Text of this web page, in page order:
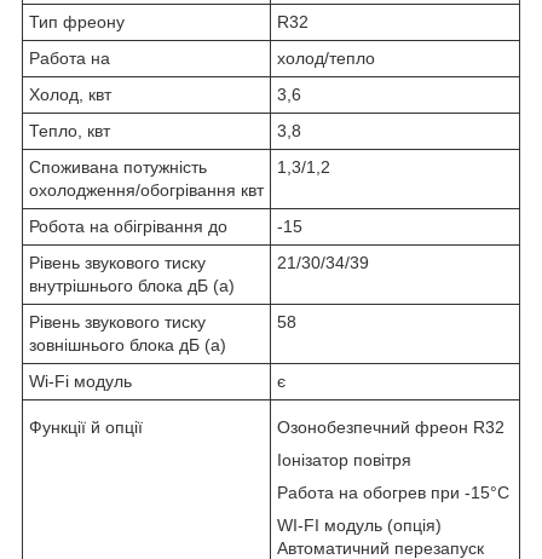
Тип фреону
R32
Работа на
холод/тепло
Холод, квт
3,6
Тепло, квт
3,8
Споживана потужність
охолодження/обогрівання квт
1,3/1,2
Робота на обігрівання до
-15
Рівень звукового тиску
внутрішнього блока дБ (а)
21/30/34/39
Рівень звукового тиску
зовнішнього блока дБ (а)
58
Wi-Fi модуль є
Функції й опції
Озонобезпечний фреон R32
Іонізатор повітря
Работа на обогрев при -15°С
WI-FI модуль (опція)
Автоматичний перезапуск